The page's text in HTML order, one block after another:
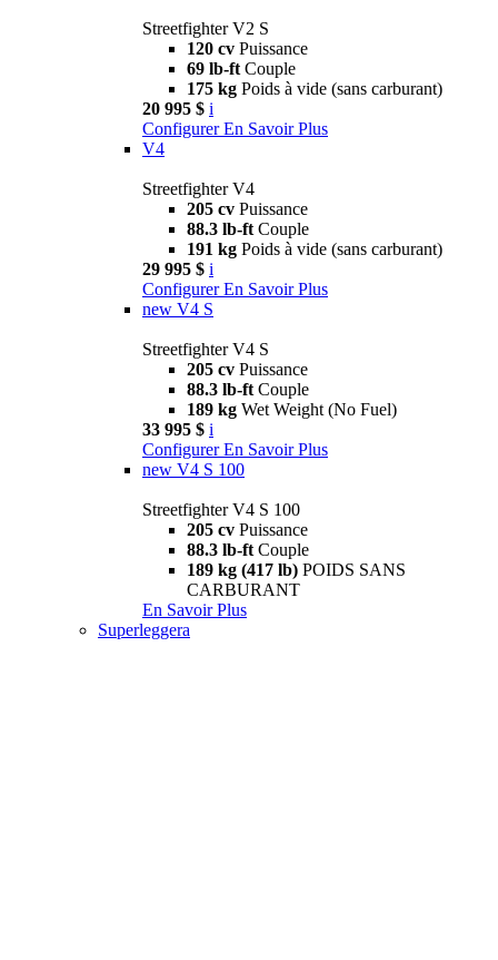
Streetfighter V2 S
120 cv Puissance
69 lb-ft Couple
175 kg Poids à vide (sans carburant)
20 995 $ i
Configurer En Savoir Plus
V4
Streetfighter V4
205 cv Puissance
88.3 lb-ft Couple
191 kg Poids à vide (sans carburant)
29 995 $ i
Configurer En Savoir Plus
new V4 S
Streetfighter V4 S
205 cv Puissance
88.3 lb-ft Couple
189 kg Wet Weight (No Fuel)
33 995 $ i
Configurer En Savoir Plus
new V4 S 100
Streetfighter V4 S 100
205 cv Puissance
88.3 lb-ft Couple
189 kg (417 lb) POIDS SANS
CARBURANT
En Savoir Plus
Superleggera